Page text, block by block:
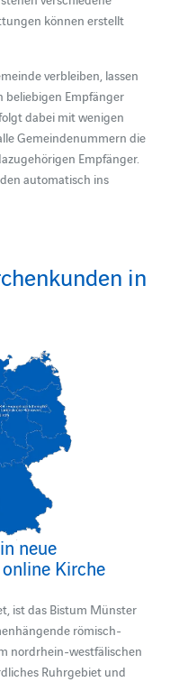
können erstellt
verbleiben, lassen
beliebigen Empfänger
dabei mit wenigen
Gemeindenummern die
Empfänger.
automatisch ins
in
neue
Kirche
ist das Bistum Münster
römisch-
nordrhein-westfälischen
Ruhrgebiet und